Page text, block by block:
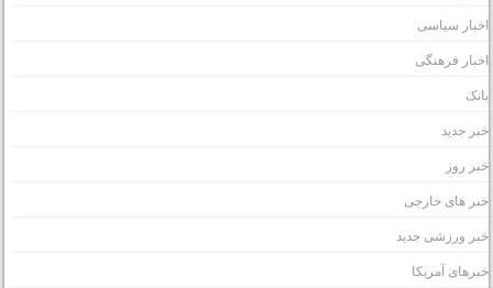
سیاسی
فرهنگی
جدید
روز
های خارجی
ورزشی جدید
آمریکا